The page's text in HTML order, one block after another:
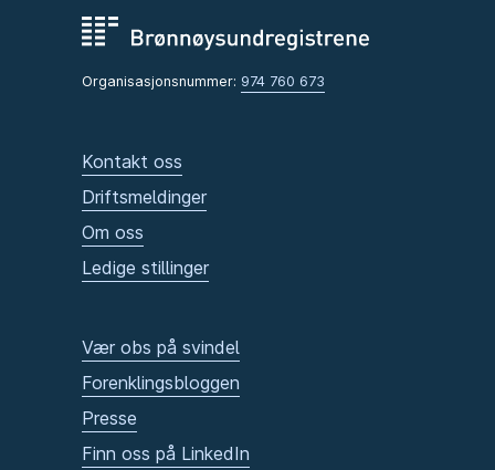
Organisasjonsnummer: 974 760 673
Kontakt oss
Driftsmeldinger
Om oss
Ledige stillinger
Vær obs på svindel
Forenklingsbloggen
Presse
Finn oss på LinkedIn